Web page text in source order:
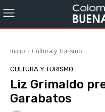
Inicio Cultura y Turismo
CULTURA Y TURISMO
Liz Grimaldo
Garabatos